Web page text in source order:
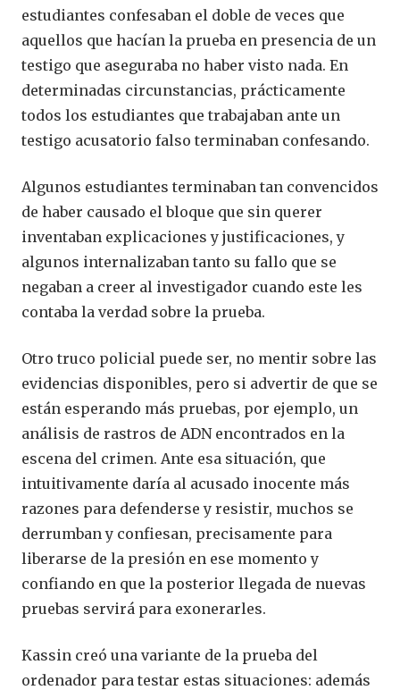
estudiantes confesaban el doble de veces que
aquellos que hacían la prueba en presencia de un
testigo que aseguraba no haber visto nada. En
determinadas circunstancias, prácticamente
todos los estudiantes que trabajaban ante un
testigo acusatorio falso terminaban confesando.
Algunos estudiantes terminaban tan convencidos
de haber causado el bloque que sin querer
inventaban explicaciones y justificaciones, y
algunos internalizaban tanto su fallo que se
negaban a creer al investigador cuando este les
contaba la verdad sobre la prueba.
Otro truco policial puede ser, no mentir sobre las
evidencias disponibles, pero si advertir de que se
están esperando más pruebas, por ejemplo, un
análisis de rastros de ADN encontrados en la
escena del crimen. Ante esa situación, que
intuitivamente daría al acusado inocente más
razones para defenderse y resistir, muchos se
derrumban y confiesan, precisamente para
liberarse de la presión en ese momento y
confiando en que la posterior llegada de nuevas
pruebas servirá para exonerarles.
Kassin creó una variante de la prueba del
ordenador para testar estas situaciones: además